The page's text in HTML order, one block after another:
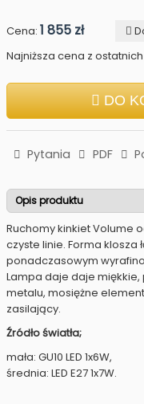
Cena: 1 855 zł
Najniższa cena z ostatnich
DO
Pytania PDF
Opis produktu
Ruchomy kinkiet Volume
czyste linie. Forma klosza
ponadczasowym
Lampa daje daje miękkie,
metalu, mosiężne
zasilający.
Źródło światła;
mała: GU10 LED 1x6W,
średnia: LED E27 1x7W.